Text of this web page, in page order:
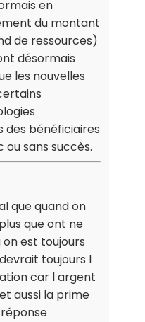
en
du montant
de ressources)
désormais
les nouvelles
des bénéficiaires
sans succès.
que quand on
que ont ne
on est toujours
toujours l
car l argent
aussi la prime